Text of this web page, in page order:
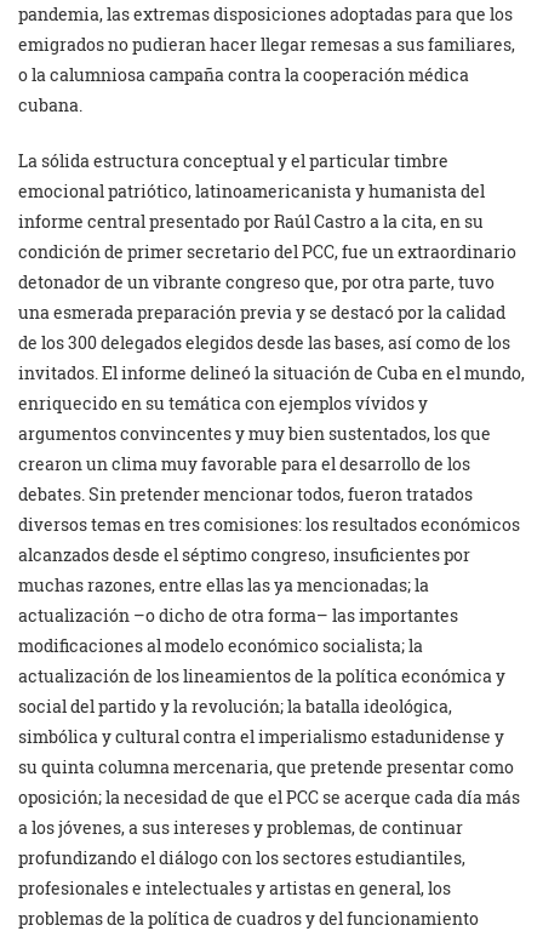
pandemia, las extremas disposiciones adoptadas para que los
emigrados no pudieran hacer llegar remesas a sus familiares,
o la calumniosa campaña contra la cooperación médica
cubana.
La sólida estructura conceptual y el particular timbre
emocional patriótico, latinoamericanista y humanista del
informe central presentado por Raúl Castro a la cita, en su
condición de primer secretario del PCC, fue un extraordinario
detonador de un vibrante congreso que, por otra parte, tuvo
una esmerada preparación previa y se destacó por la calidad
de los 300 delegados elegidos desde las bases, así como de los
invitados. El informe delineó la situación de Cuba en el mundo,
enriquecido en su temática con ejemplos vívidos y
argumentos convincentes y muy bien sustentados, los que
crearon un clima muy favorable para el desarrollo de los
debates. Sin pretender mencionar todos, fueron tratados
diversos temas en tres comisiones: los resultados económicos
alcanzados desde el séptimo congreso, insuficientes por
muchas razones, entre ellas las ya mencionadas; la
actualización –o dicho de otra forma– las importantes
modificaciones al modelo económico socialista; la
actualización de los lineamientos de la política económica y
social del partido y la revolución; la batalla ideológica,
simbólica y cultural contra el imperialismo estadunidense y
su quinta columna mercenaria, que pretende presentar como
oposición; la necesidad de que el PCC se acerque cada día más
a los jóvenes, a sus intereses y problemas, de continuar
profundizando el diálogo con los sectores estudiantiles,
profesionales e intelectuales y artistas en general, los
problemas de la política de cuadros y del funcionamiento